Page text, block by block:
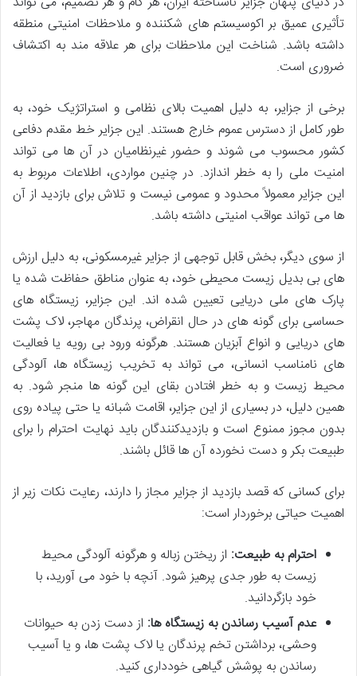
تأثیری عمیق بر اکوسیستم های شکننده و ملاحظات امنیتی منطقه
داشته باشد. شناخت این ملاحظات برای هر علاقه مند به اکتشاف
ضروری است.
برخی از جزایر، به دلیل اهمیت بالای نظامی و استراتژیک خود، به
طور کامل از دسترس عموم خارج هستند. این جزایر خط مقدم دفاعی
کشور محسوب می شوند و حضور غیرنظامیان در آن ها می تواند
امنیت ملی را به خطر اندازد. در چنین مواردی، اطلاعات مربوط به
این جزایر معمولاً محدود و عمومی نیست و تلاش برای بازدید از آن
ها می تواند عواقب امنیتی داشته باشد.
از سوی دیگر، بخش قابل توجهی از جزایر غیرمسکونی، به دلیل ارزش
های بی بدیل زیست محیطی خود، به عنوان مناطق حفاظت شده یا
پارک های ملی دریایی تعیین شده اند. این جزایر، زیستگاه های
حساسی برای گونه های در حال انقراض، پرندگان مهاجر، لاک پشت
های دریایی و انواع آبزیان هستند. هرگونه ورود بی رویه یا فعالیت
های نامناسب انسانی، می تواند به تخریب زیستگاه ها، آلودگی
محیط زیست و به خطر افتادن بقای این گونه ها منجر شود. به
همین دلیل، در بسیاری از این جزایر، اقامت شبانه یا حتی پیاده روی
بدون مجوز ممنوع است و بازدیدکنندگان باید نهایت احترام را برای
طبیعت بکر و دست نخورده آن ها قائل باشند.
برای کسانی که قصد بازدید از جزایر مجاز را دارند، رعایت نکات زیر از
اهمیت حیاتی برخوردار است:
احترام به طبیعت: از ریختن زباله و هرگونه آلودگی محیط
زیست به طور جدی پرهیز شود. آنچه با خود می آورید، با
خود بازگردانید.
عدم آسیب رساندن به زیستگاه ها: از دست زدن به حیوانات
وحشی، برداشتن تخم پرندگان یا لاک پشت ها، و یا آسیب
رساندن به پوشش گیاهی خودداری کنید.